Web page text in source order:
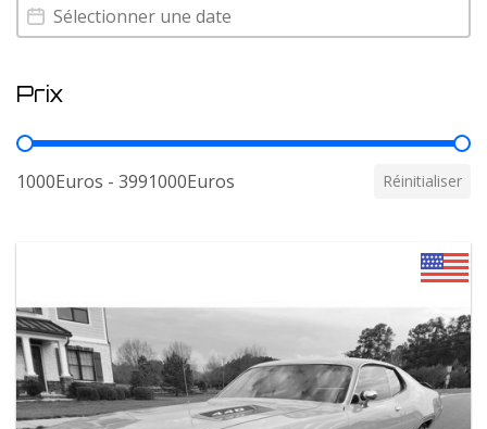
Annee
Annee
Prix
Prix
1000Euros - 3991000Euros Réinitialiser